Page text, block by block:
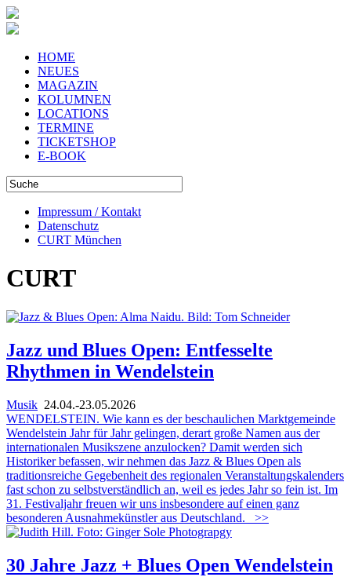
HOME
NEUES
MAGAZIN
KOLUMNEN
LOCATIONS
TERMINE
TICKETSHOP
E-BOOK
Impressum / Kontakt
Datenschutz
CURT München
CURT
Jazz und Blues Open: Entfesselte
Rhythmen in Wendelstein
Musik 24.04.-23.05.2026
WENDELSTEIN. Wie kann es der beschaulichen Marktgemeinde
Wendelstein Jahr für Jahr gelingen, derart große Namen aus der
internationalen Musikszene anzulocken? Damit werden sich
Historiker befassen, wir nehmen das Jazz & Blues Open als
traditionsreiche Gegebenheit des regionalen Veranstaltungskalenders
fast schon zu selbstverständlich an, weil es jedes Jahr so fein ist. Im
31. Festivaljahr freuen wir uns insbesondere auf einen ganz
besonderen Ausnahmekünstler aus Deutschland.
>>
30 Jahre Jazz + Blues Open Wendelstein